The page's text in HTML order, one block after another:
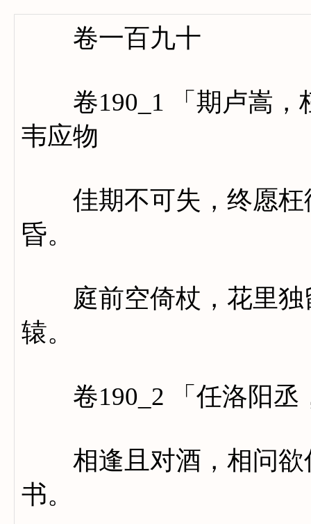
卷一百九十
卷190_1 「期卢嵩，
韦应物
佳期不可失，终愿枉
昏。
庭前空倚杖，花里独
辕。
卷190_2 「任洛阳丞
相逢且对酒，相问欲
书。